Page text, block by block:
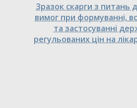
Зразок скарги з питань
вимог при формуванні,
та застосуванні
регульованих цін на